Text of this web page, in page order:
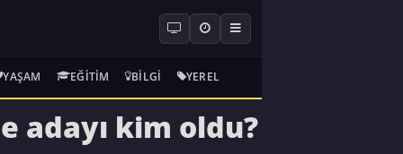
YAŞAM EĞITIM BILGI YEREL
adayı kim oldu?